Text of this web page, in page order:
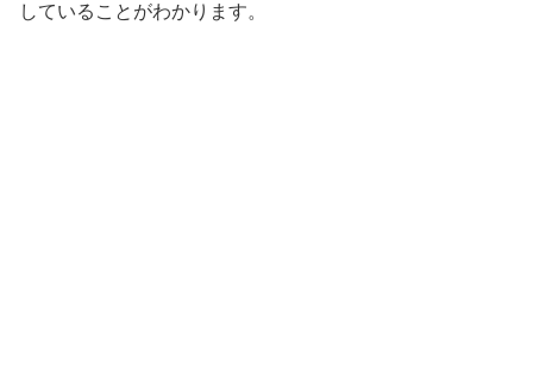
していることがわかります。